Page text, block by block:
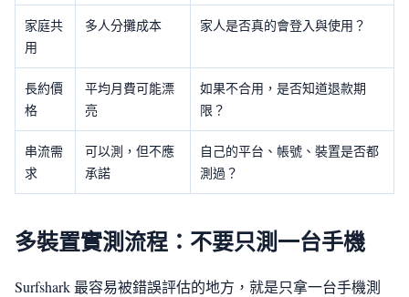
家庭共
用
多人分攤成本 家人是否真的會登入與使用？
長約價
格
平均月費可能漂
亮
如果不合用，是否知道退款期
限？
串流需
求
可以測，但不應
承諾
自己的平台、帳號、裝置是否都
測過？
多裝置實測流程：不要只測一台手機
Surfshark 最容易被錯誤評估的地方，就是只拿一台手機測